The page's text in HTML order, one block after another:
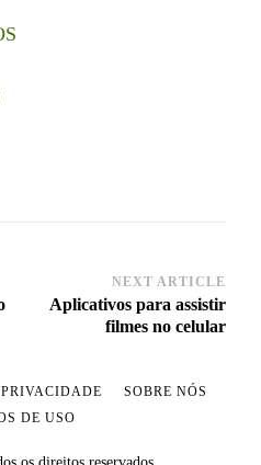
NEXT ARTICLE
Aplicativos para assistir
filmes no celular
SOBRE NÓS
DE USO